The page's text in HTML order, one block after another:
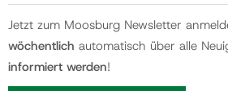
Jetzt zum Moosburg Newsletter
wöchentlich automatisch über alle
informiert werden!